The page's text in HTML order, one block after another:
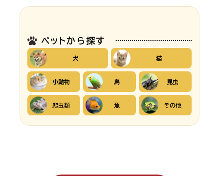
ペットから探す
犬 猫
小動物 鳥 昆虫
爬虫類 魚 その他